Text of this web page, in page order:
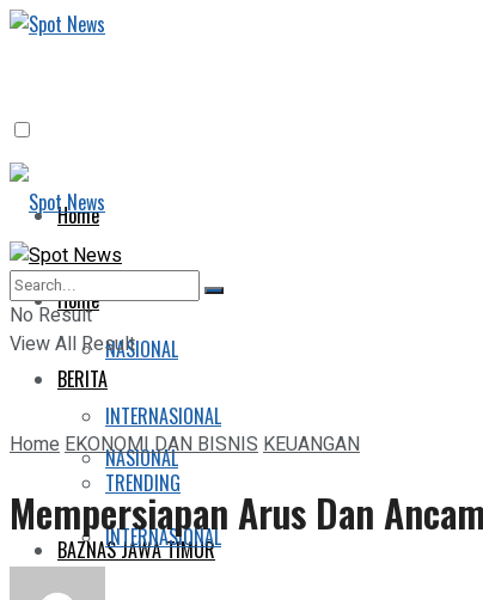
Home
BERITA
NASIONAL
INTERNASIONAL
TRENDING
BAZNAS JAWA TIMUR
Home
BERITA
NASIONAL
INTERNASIONAL
No Result
View All Result
HomeEKONOMI DAN BISNISKEUANGAN
Mempersiapan Arus Dan